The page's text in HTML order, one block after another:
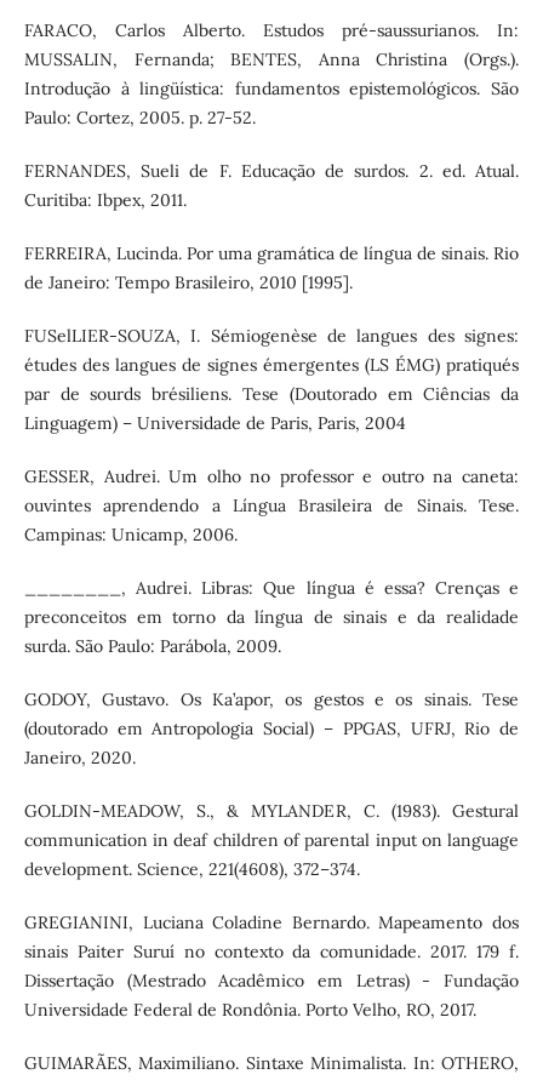
FARACO, Carlos Alberto. Estudos pré-saussurianos. In:
MUSSALIN, Fernanda; BENTES, Anna Christina (Orgs.).
Introdução à lingüística: fundamentos epistemológicos. São
Paulo: Cortez, 2005. p. 27-52.
FERNANDES, Sueli de F. Educação de surdos. 2. ed. Atual.
Curitiba: Ibpex, 2011.
FERREIRA, Lucinda. Por uma gramática de língua de sinais. Rio
de Janeiro: Tempo Brasileiro, 2010 [1995].
FUSelLIER-SOUZA, I. Sémiogenèse de langues des signes:
études des langues de signes émergentes (LS ÉMG) pratiqués
par de sourds brésiliens. Tese (Doutorado em Ciências da
Linguagem) – Universidade de Paris, Paris, 2004
GESSER, Audrei. Um olho no professor e outro na caneta:
ouvintes aprendendo a Língua Brasileira de Sinais. Tese.
Campinas: Unicamp, 2006.
________, Audrei. Libras: Que língua é essa? Crenças e
preconceitos em torno da língua de sinais e da realidade
surda. São Paulo: Parábola, 2009.
GODOY, Gustavo. Os Ka’apor, os gestos e os sinais. Tese
(doutorado em Antropologia Social) – PPGAS, UFRJ, Rio de
Janeiro, 2020.
GOLDIN-MEADOW, S., & MYLANDER, C. (1983). Gestural
communication in deaf children of parental input on language
development. Science, 221(4608), 372–374.
GREGIANINI, Luciana Coladine Bernardo. Mapeamento dos
sinais Paiter Suruí no contexto da comunidade. 2017. 179 f.
Dissertação (Mestrado Acadêmico em Letras) - Fundação
Universidade Federal de Rondônia. Porto Velho, RO, 2017.
GUIMARÃES, Maximiliano. Sintaxe Minimalista. In: OTHERO,